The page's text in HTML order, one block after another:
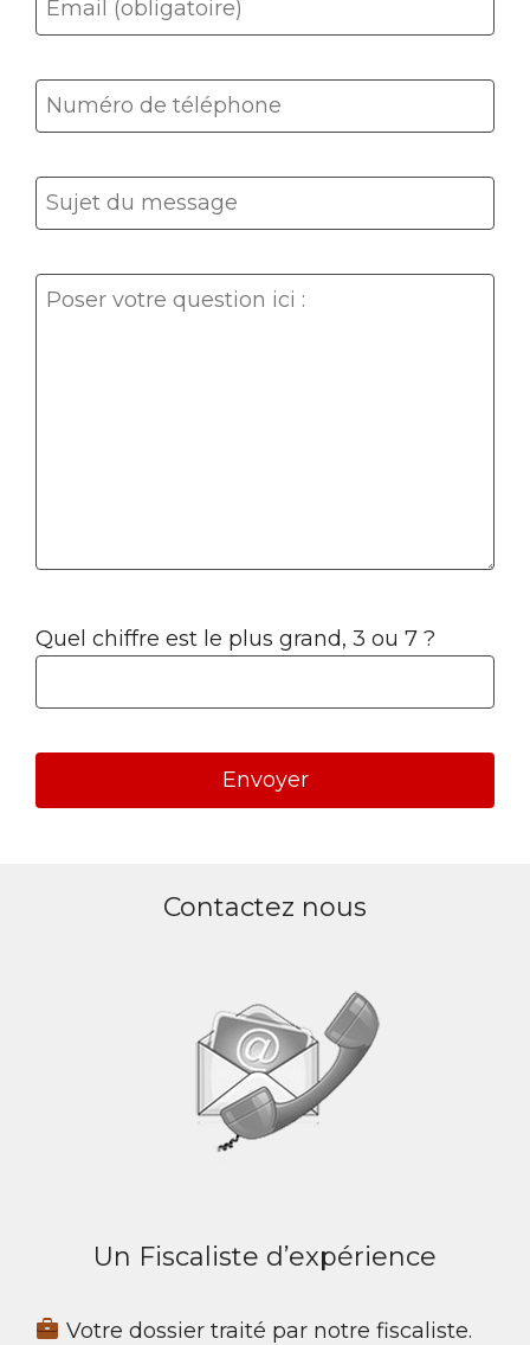
Quel chiffre est le plus grand, 3 ou 7 ?
Contactez nous
Un Fiscaliste d’expérience
Votre dossier traité par notre fiscaliste.